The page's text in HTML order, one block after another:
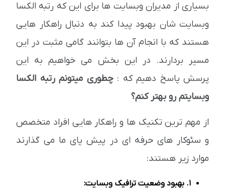
بسیاری از مدیران وبسایت ها برای این که رتبه الکسا
وبسایت شان بهبود پیدا کند به دنبال راهکار هایی
هستند که با انجام آن ها بتوانند گامی مثبت در این
مسیر بردارند. در این بخش می خواهیم به این
پرسش پاسخ دهیم که :چطوری میتونم رتبه الکسا
وبسایتم رو بهتر کنم؟
از مهم ترین تکنیک ها و راهکار هایی افراد متخصص
و سئوکار های حرفه ای در پیش پای ما می گذارند
موارد زیر هستند:
1. بهبود وضعیت ترافیک وبسایت: